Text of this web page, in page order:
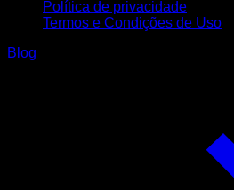
Política de privacidade
Termos e Condições de Uso
Blog